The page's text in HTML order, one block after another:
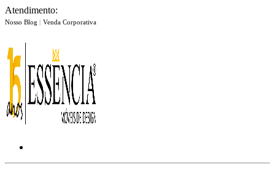
Atendimento:
Nosso Blog | Venda Corporativa